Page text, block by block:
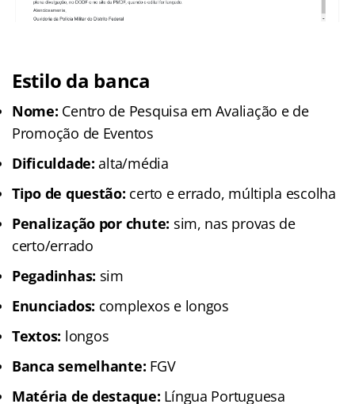
Estilo da banca
Nome: Centro de Pesquisa em Avaliação e de
Promoção de Eventos
Dificuldade: alta/média
Tipo de questão: certo e errado, múltipla escolha
Penalização por chute: sim, nas provas de
certo/errado
Pegadinhas: sim
Enunciados: complexos e longos
Textos: longos
Banca semelhante: FGV
Matéria de destaque: Língua Portuguesa